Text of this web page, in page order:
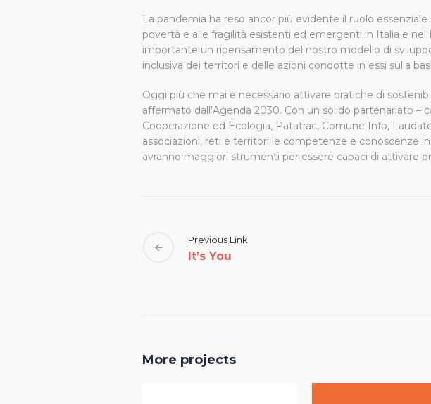
La pandemia ha reso ancor più evidente il ruolo
povertà e alle fragilità esistenti ed emergenti in Italia e
importante un ripensamento del nostro modello di
inclusiva dei territori e delle azioni condotte in essi sulla
Oggi più che mai è necessario attivare pratiche di
affermato dall’Agenda 2030. Con un solido partenariato –
Cooperazione ed Ecologia, Patatrac, Comune Info,
associazioni, reti e territori le competenze e conoscenze
avranno maggiori strumenti per essere capaci di attivare
Previous Link
It’s You
More projects